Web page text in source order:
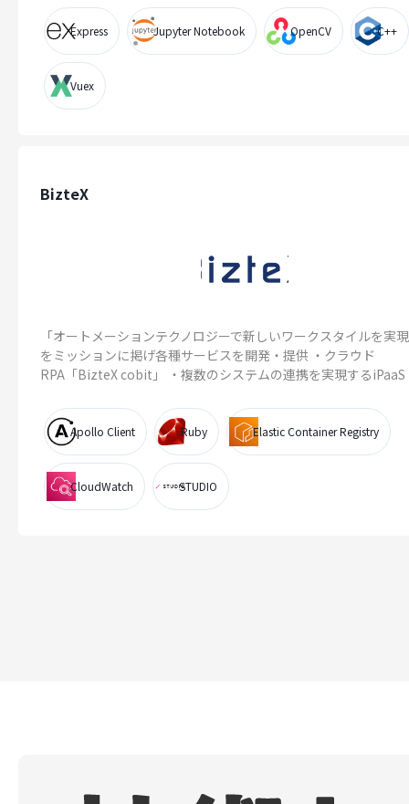
Express Jupyter Notebook OpenCV C++
Vuex
BizteX
「オートメーションテクノロジーで新しいワークスタイルを実
をミッションに掲げ各種サービスを開発・提供 ・クラウド
RPA「BizteX cobit」 ・複数のシステムの連携を実現するiPaaS
Apollo Client Ruby Elastic Container Registry
CloudWatch STUDIO